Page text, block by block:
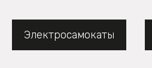
Электросамокаты